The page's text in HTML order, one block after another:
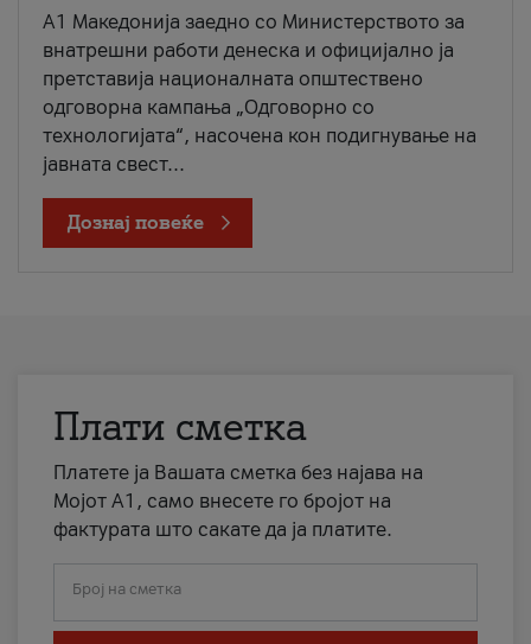
A1 Македонија заедно со Министерството за
внатрешни работи денеска и официјално ја
претставија националната општествено
одговорна кампања „Одговорно со
технологијата“, насочена кон подигнување на
јавната свест...
Дознај повеќе
Плати сметка
Платете ја Вашата сметка без најава на
Мојот А1, само внесете го бројот на
фактурата што сакате да ја платите.
Број на сметка